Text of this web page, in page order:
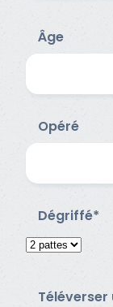
Âge
Opéré
Dégriffé*